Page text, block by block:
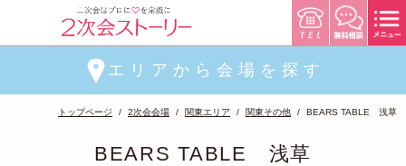
エリアから会場を探す
トップページ 2次会会場 関東エリア 関東その他 BEARS TABLE 浅草
BEARS TABLE 浅草